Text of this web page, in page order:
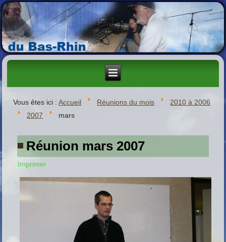
Vous êtes ici :Accueil Réunions du mois
2010 à 2006
2007
mars
Réunion mars 2007
Imprimer